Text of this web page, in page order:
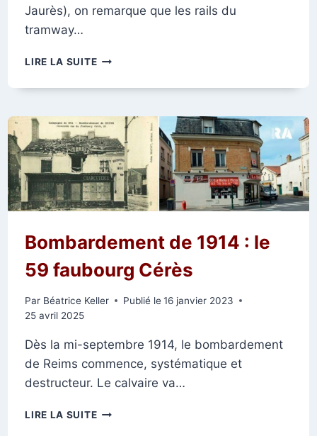
Jaurès), on remarque que les rails du
tramway…
LIRE LA SUITEDU
CÉRÈS
L’AVENUE
JEAN-
JAURÈS
Bombardement de 1914 : le
59 faubourg Cérès
Par Béatrice Keller Publié le 16 janvier 2023
25 avril 2025
Dès la mi-septembre 1914, le bombardement
de Reims commence, systématique et
destructeur. Le calvaire va…
LIRE LA SUITEBOMBARDEMENT